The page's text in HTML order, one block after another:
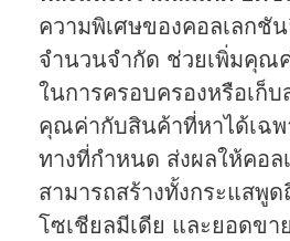
ความพิเศษของคอลเลกชั
จำนวนจำกัด ช่วยเพิ่มคุณ
ในการครอบครองหรือเก็
คุณค่ากับสินค้าที่หาได้เฉพ
ทางที่กำหนด ส่งผลให้คอ
สามารถสร้างทั้งกระแสพู
โซเชียลมีเดีย และยอดขา